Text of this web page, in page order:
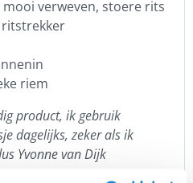
mooi verweven, stoere rits
riem
product, ik gebruik
dagelijks, zeker als ik
Yvonne van Dijk